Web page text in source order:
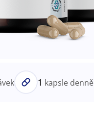
1 kapsle denně